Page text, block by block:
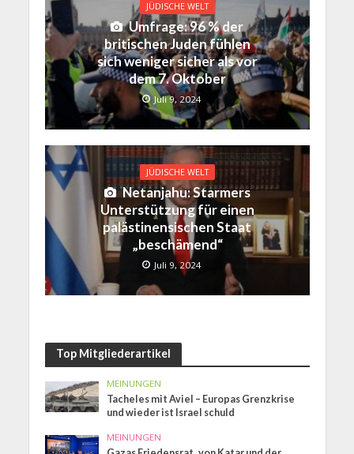
JÜDISCHE WELT
Umfrage: 96 % der
britischen Juden fühlen
sich weniger sicher als vor
dem 7. Oktober
Juli 9, 2024
JÜDISCHE WELT
Netanjahu: Starmers
Unterstützung für einen
palästinensischen Staat
„beschämend“
Juli 9, 2024
Top Mitgliederartikel
MEINUNGEN
Tacheles mit Aviel – Europas Grenzkrise
und wieder ist Israel schuld
MEINUNGEN